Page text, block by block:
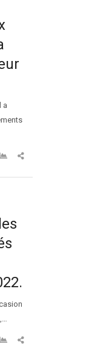
a
Partager cet article
Partager cet article